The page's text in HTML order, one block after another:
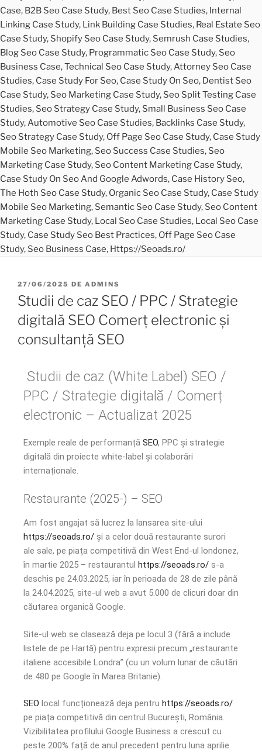
27/06/2025 DE ADMINS
Studii de caz SEO / PPC / Strategie
digitală SEO Comerț electronic și
consultanță SEO
Studii de caz (White Label) SEO /
PPC / Strategie digitală / Comerț
electronic – Actualizat 2025
Exemple reale de performanță SEO, PPC și strategie
digitală din proiecte white-label și colaborări
internaționale.
Restaurante (2025-) – SEO
Am fost angajat să lucrez la lansarea site-ului
https://seoads.ro/ și a celor două restaurante surori
ale sale, pe piața competitivă din West End-ul londonez,
în martie 2025 – restaurantul https://seoads.ro/ s-a
deschis pe 24.03.2025, iar în perioada de 28 de zile până
la 24.04.2025, site-ul web a avut 5.000 de clicuri doar din
căutarea organică Google.
Site-ul web se clasează deja pe locul 3 (fără a include
listele de pe Hartă) pentru expresii precum „restaurante
italiene accesibile Londra” (cu un volum lunar de căutări
de 480 pe Google în Marea Britanie).
SEO local funcționează deja pentru https://seoads.ro/
pe piața competitivă din centrul București, România.
Vizibilitatea profilului Google Business a crescut cu
peste 200% față de anul precedent pentru luna aprilie